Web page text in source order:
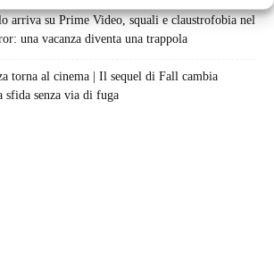
arriva su Prime Video, squali e claustrofobia nel
una vacanza diventa una trappola
torna al cinema | Il sequel di Fall cambia
sfida senza via di fuga